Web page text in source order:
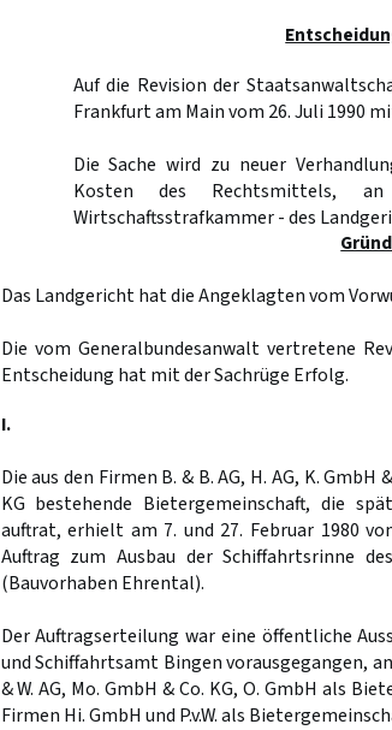
Auf die Revision der
Frankfurt am Main vom 26. Juli 1990
Die Sache wird zu neuer
Kosten des Rechtsmittels,
Wirtschaftsstrafkammer - des
Das Landgericht hat die Angeklagten vom
Die vom Generalbundesanwalt vertretene
Entscheidung hat mit der Sachrüge Erfolg.
I.
Die aus den Firmen B. & B. AG, H. AG, K.
KG bestehende Bietergemeinschaft, die
auftrat, erhielt am 7. und 27. Februar 1980
Auftrag zum Ausbau der Schiffahrtsrinne
(Bauvorhaben Ehrental).
Der Auftragserteilung war eine öffentliche
und Schiffahrtsamt Bingen vorausgegangen,
& W. AG, Mo. GmbH & Co. KG, O. GmbH als
Firmen Hi. GmbH und P.v.W. als